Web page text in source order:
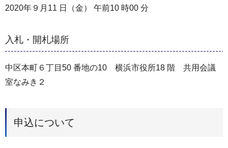
2020年９月11 日（金） 午前10 時00 分
入札・開札場所
中区本町６丁目50 番地の10 横浜市役所18 階 共用会議
室なみき２
申込について